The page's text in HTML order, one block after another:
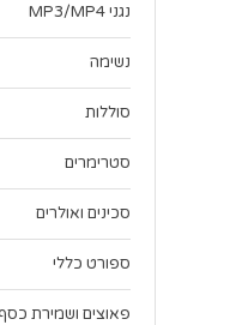
נגני MP3/MP4
נשימה
סוללות
סטרימרים
סכינים ואולרים
ספורט כללי
פאוצים ושמירת